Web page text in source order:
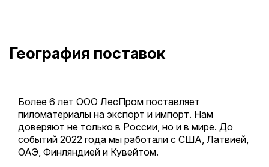
География поставок
Более 6 лет ООО ЛесПром поставляет
пиломатериалы на экспорт и импорт. Нам
доверяют не только в России, но и в мире. До
событий 2022 года мы работали с США, Латвией,
ОАЭ, Финляндией и Кувейтом.